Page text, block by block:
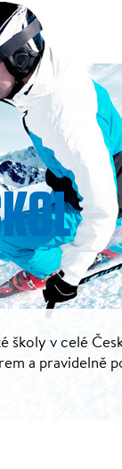
školy v celé
a pravidelně